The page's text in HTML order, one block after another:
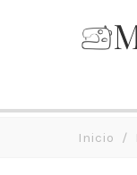
Inicio /